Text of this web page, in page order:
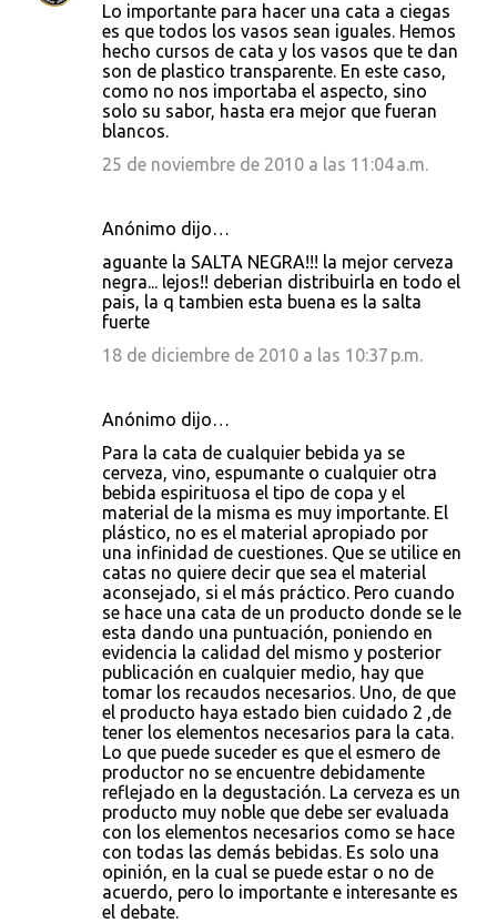
Lo importante para hacer una cata a ciegas
es que todos los vasos sean iguales. Hemos
hecho cursos de cata y los vasos que te dan
son de plastico transparente. En este caso,
como no nos importaba el aspecto, sino
solo su sabor, hasta era mejor que fueran
blancos.
25 de noviembre de 2010 a las 11:04 a.m.
Anónimo dijo…
aguante la SALTA NEGRA!!! la mejor cerveza
negra... lejos!! deberian distribuirla en todo el
pais, la q tambien esta buena es la salta
fuerte
18 de diciembre de 2010 a las 10:37 p.m.
Anónimo dijo…
Para la cata de cualquier bebida ya se
cerveza, vino, espumante o cualquier otra
bebida espirituosa el tipo de copa y el
material de la misma es muy importante. El
plástico, no es el material apropiado por
una infinidad de cuestiones. Que se utilice en
catas no quiere decir que sea el material
aconsejado, si el más práctico. Pero cuando
se hace una cata de un producto donde se le
esta dando una puntuación, poniendo en
evidencia la calidad del mismo y posterior
publicación en cualquier medio, hay que
tomar los recaudos necesarios. Uno, de que
el producto haya estado bien cuidado 2 ,de
tener los elementos necesarios para la cata.
Lo que puede suceder es que el esmero de
productor no se encuentre debidamente
reflejado en la degustación. La cerveza es un
producto muy noble que debe ser evaluada
con los elementos necesarios como se hace
con todas las demás bebidas. Es solo una
opinión, en la cual se puede estar o no de
acuerdo, pero lo importante e interesante es
el debate.